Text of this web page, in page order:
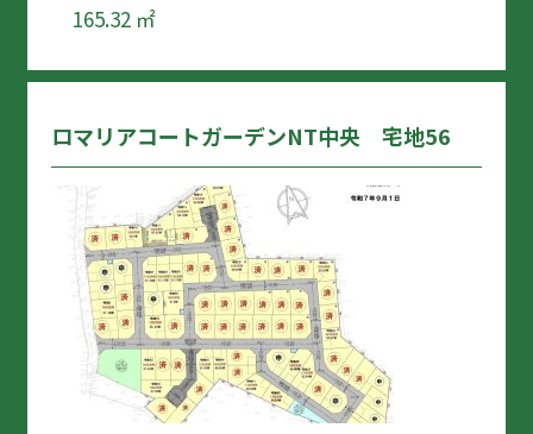
165.32 ㎡
ロマリアコートガーデンNT中央 宅地56